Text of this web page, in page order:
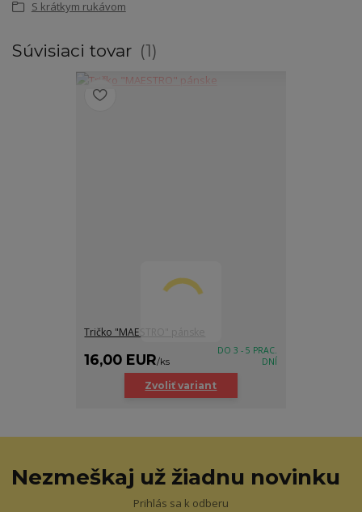
S krátkym rukávom
Súvisiaci tovar 1
Tričko "MAESTRO" pánske
16,00 EUR/ks
DO 3 - 5 PRAC.
DNÍ
Zvoliť variant
Nezmeškaj už žiadnu novinku
Prihlás sa k odberu